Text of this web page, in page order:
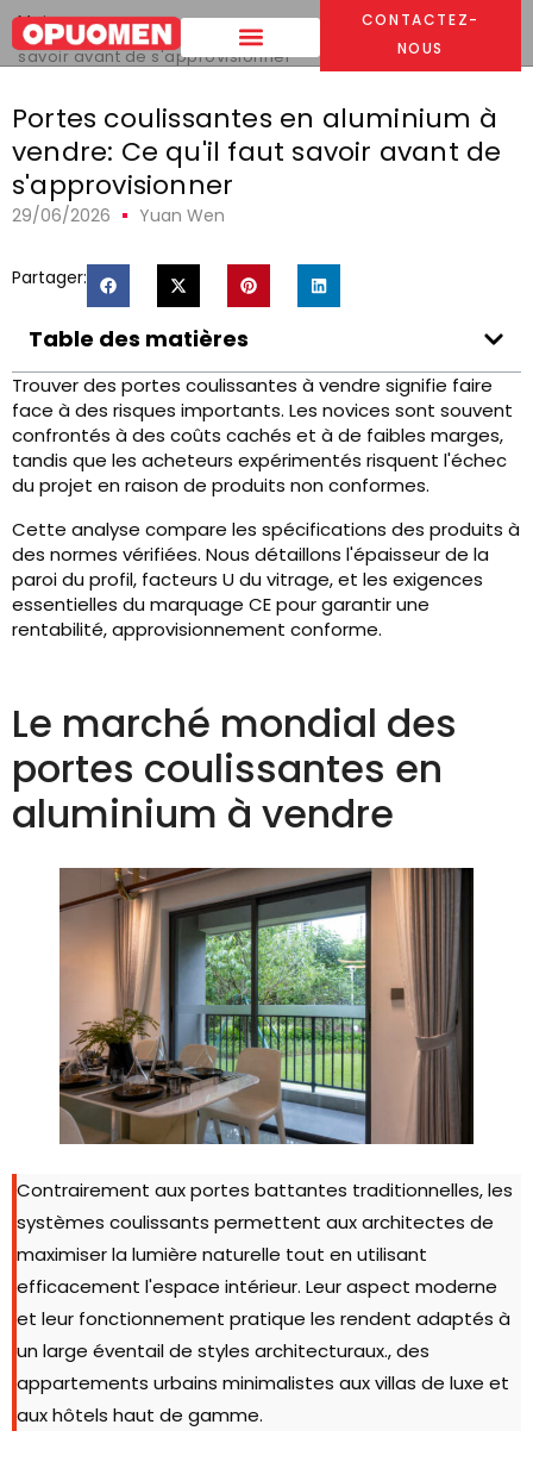
CONTACTEZ-
NOUS
Maison >
Portes coulissantes en aluminium à vendre: Ce qu'il faut
savoir avant de s'approvisionner
Portes coulissantes en aluminium à
vendre: Ce qu'il faut savoir avant de
s'approvisionner
29/06/2026 Yuan Wen
Partager:
Table des matières
Trouver des portes coulissantes à vendre signifie faire
face à des risques importants. Les novices sont souvent
confrontés à des coûts cachés et à de faibles marges,
tandis que les acheteurs expérimentés risquent l'échec
du projet en raison de produits non conformes.
Cette analyse compare les spécifications des produits à
des normes vérifiées. Nous détaillons l'épaisseur de la
paroi du profil, facteurs U du vitrage, et les exigences
essentielles du marquage CE pour garantir une
rentabilité, approvisionnement conforme.
Le marché mondial des
portes coulissantes en
aluminium à vendre
Contrairement aux portes battantes traditionnelles, les
systèmes coulissants permettent aux architectes de
maximiser la lumière naturelle tout en utilisant
efficacement l'espace intérieur. Leur aspect moderne
et leur fonctionnement pratique les rendent adaptés à
un large éventail de styles architecturaux., des
appartements urbains minimalistes aux villas de luxe et
aux hôtels haut de gamme.